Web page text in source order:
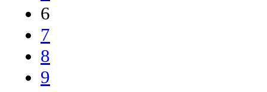
6
7
8
9